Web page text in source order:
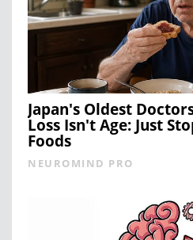
Japan's Oldest
Loss Isn't Age: Just
Foods
NEUROMIND PRO